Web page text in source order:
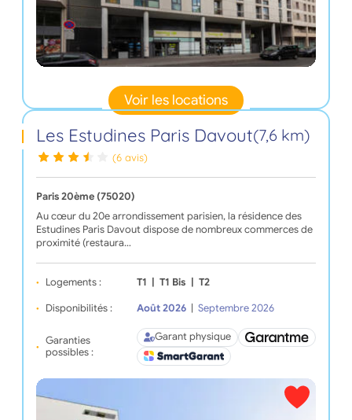
Voir les locations
Les Estudines Paris Davout(7,6 km)
(6 avis)
Paris 20ème (75020)
Au cœur du 20e arrondissement parisien, la résidence des
Estudines Paris Davout dispose de nombreux commerces de
proximité (restaura…
Logements : T1 | T1 Bis | T2
Disponibilités : Août 2026 | Septembre 2026
Garanties
possibles :
Garant physique